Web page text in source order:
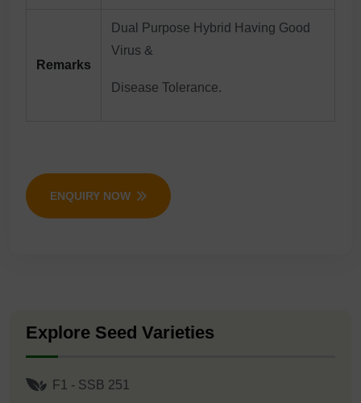
Remarks
Dual Purpose Hybrid Having Good
Virus &
Disease Tolerance.
ENQUIRY NOW
Explore Seed Varieties
F1 - SSB 251